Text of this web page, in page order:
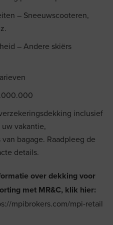
– Sneeuwscooteren,
– Andere skiërs
inclusief
vakantie,
bagage. Raadpleeg de
details.
over dekking voor
met MR&C, klik hier:
mpibrokers.com/mpi-retail